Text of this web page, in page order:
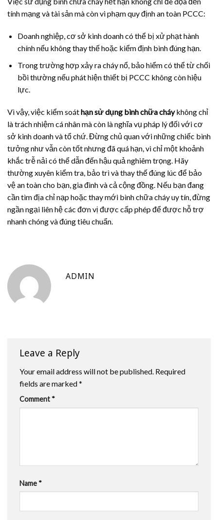
tính mạng và tài sản mà còn vi phạm quy định an toàn PCCC:
Doanh nghiệp, cơ sở kinh doanh có thể bị xử phạt hành
chính nếu không thay thế hoặc kiểm định bình đúng hạn.
Trong trường hợp xảy ra cháy nổ, bảo hiểm có thể từ chối
bồi thường nếu phát hiện thiết bị PCCC không còn hiệu
lực.
Vì vậy, việc kiểm soáthạn sử dụng bình chữa cháykhông chỉ
là trách nhiệm cá nhân mà còn là nghĩa vụ pháp lý đối với cơ
sở kinh doanh và tổ chứ. Đừng chủ quan với những chiếc bình
tưởng như vẫn còn tốt nhưng đã quá hạn, vì chỉ một khoảnh
khắc trễ nải có thể dẫn đến hậu quả nghiêm trọng. Hãy
thường xuyên kiểm tra, bảo trì và thay thế đúng lúc để bảo
vệ an toàn cho bạn, gia đình và cả cộng đồng. Nếu bạn đang
cần tìm địa chỉ nạp hoặc thay mới bình chữa cháy uy tín, đừng
ngần ngại liên hệ các đơn vị được cấp phép để được hỗ trợ
nhanh chóng và đúng tiêu chuẩn.
ADMIN
Leave a Reply
Your email address will not be published. Required
fields are marked*
Comment *
Name *